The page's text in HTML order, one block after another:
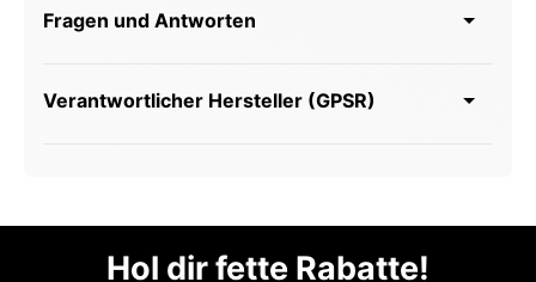
Fragen und Antworten
Verantwortlicher Hersteller (GPSR)
Hol dir fette Rabatte!